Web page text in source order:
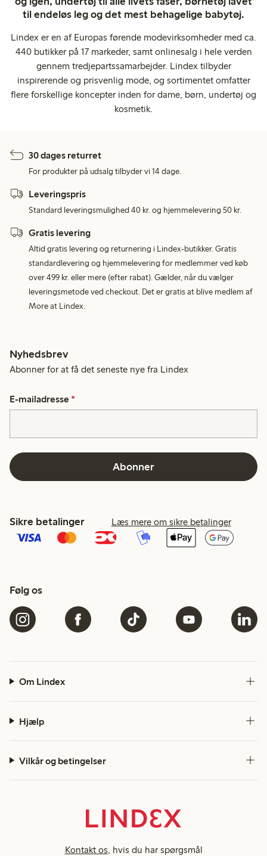
til endeløs leg og det mest behagelige babytøj.
Lindex er en af Europas førende modevirksomheder med ca.
440 butikker på 17 markeder, samt onlinesalg i hele verden
gennem tredjepartssamarbejder. Lindex tilbyder
inspirerende og prisvenlig mode, og sortimentet omfatter
flere forskellige koncepter inden for dame, børn, undertøj og
kosmetik.
30 dages returret
For produkter på udsalg tilbyder vi 14 dage.
Leveringspris
Standard leveringsmulighed 40 kr. og hjemmelevering 50 kr.
Gratis levering
Altid gratis levering og returnering i Lindex-butikker. Gratis
standardlevering og hjemmelevering for medlemmer ved køb
over 499 kr. eller mere (efter rabat). Gælder, når du vælger
leveringsmetode ved checkout. Det er gratis at blive medlem af
More at Lindex.
Nyhedsbrev
Abonner for at få det seneste nye fra Lindex
E-mailadresse *
Abonner
Sikre betalinger Læs mere om sikre betalinger
Følg os
Om Lindex
Hjælp
Vilkår og betingelser
Kontakt os, hvis du har spørgsmål